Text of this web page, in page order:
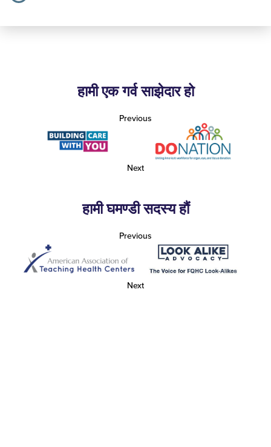
हामी एक गर्व साझेदार हो
Previous
Next
हामी घमण्डी सदस्य हौं
Previous
Next